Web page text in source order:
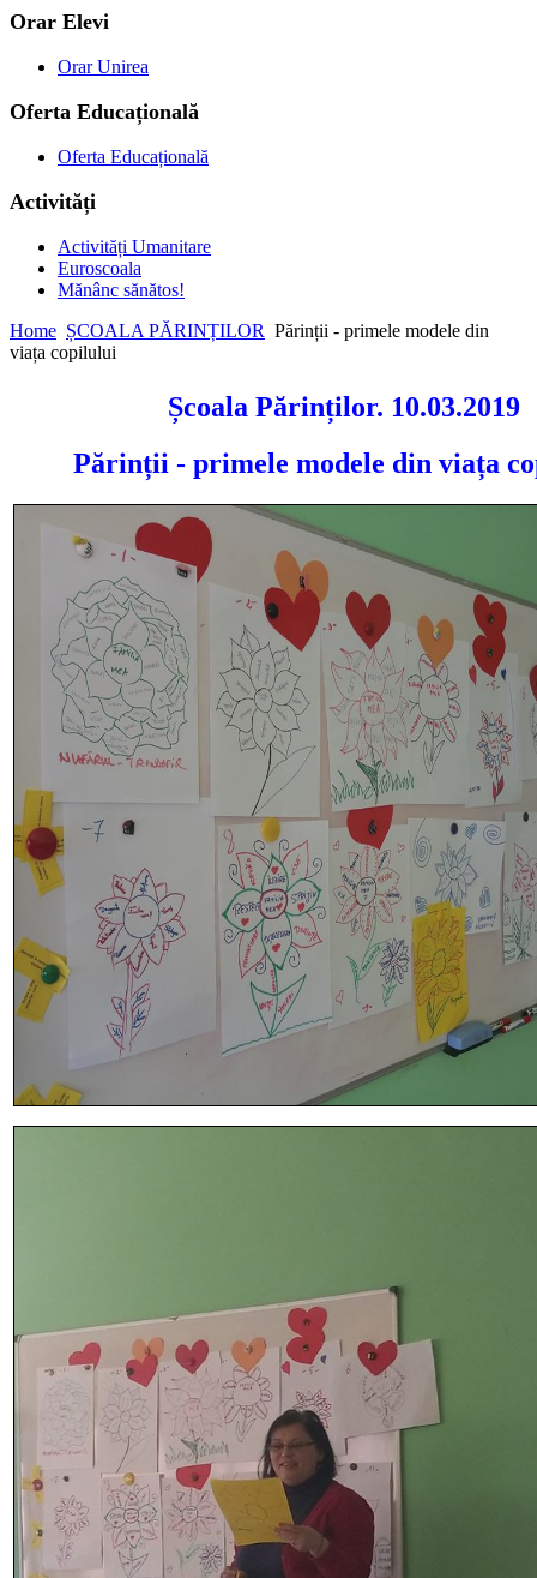
Orar Elevi
Orar Unirea
Oferta Educațională
Oferta Educațională
Activități
Activități Umanitare
Euroscoala
Mănânc sănătos!
Home ȘCOALA PĂRINȚILOR Părinții - primele modele din
viața copilului
Școala Părinților. 10.03.2019
Părinții - primele modele din viața